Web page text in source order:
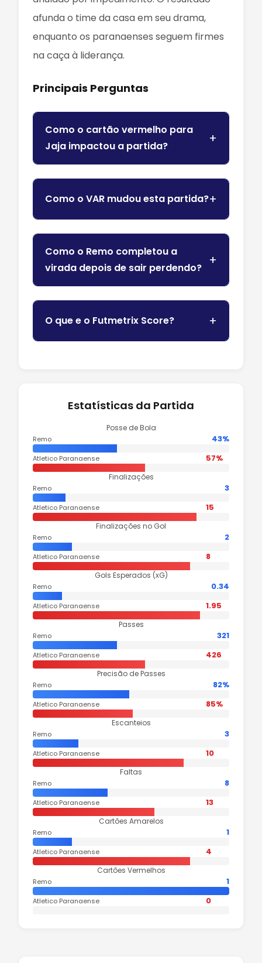
afunda o time da casa em seu drama,
enquanto os paranaenses seguem firmes
na caça à liderança.
Principais Perguntas
Como o cartão vermelho para
Jaja impactou a partida?
Como o VAR mudou esta partida?
Como o Remo completou a
virada depois de sair perdendo?
O que e o Futmetrix Score?
Estatísticas da Partida
Posse de Bola
Remo 43%
Atletico Paranaense 57%
Finalizações
Remo 3
Atletico Paranaense 15
Finalizações no Gol
Remo 2
Atletico Paranaense 8
Gols Esperados (xG)
Remo 0.34
Atletico Paranaense 1.95
Passes
Remo 321
Atletico Paranaense 426
Precisão de Passes
Remo 82%
Atletico Paranaense 85%
Escanteios
Remo 3
Atletico Paranaense 10
Faltas
Remo 8
Atletico Paranaense 13
Cartões Amarelos
Remo 1
Atletico Paranaense 4
Cartões Vermelhos
Remo 1
Atletico Paranaense 0